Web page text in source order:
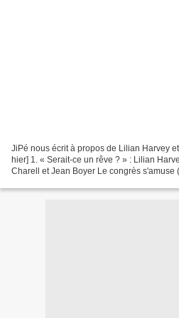
JiPé nous écrit à propos de Lilian Harvey
hier] 1. « Serait-ce un rêve ? » : Lilian
Charell et Jean Boyer Le congrès s'amuse